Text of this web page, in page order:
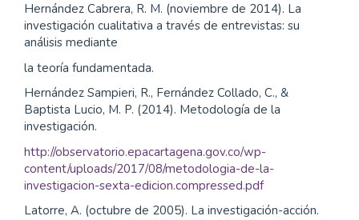
Hernández Cabrera, R. M. (noviembre de 2014). La
investigación cualitativa a través de entrevistas: su
análisis mediante
la teoría fundamentada.
Hernández Sampieri, R., Fernández Collado, C., &
Baptista Lucio, M. P. (2014). Metodología de la
investigación.
http://observatorio.epacartagena.gov.co/wp-
content/uploads/2017/08/metodologia-de-la-
investigacion-sexta-edicion.compressed.pdf
Latorre, A. (octubre de 2005). La investigación-acción.